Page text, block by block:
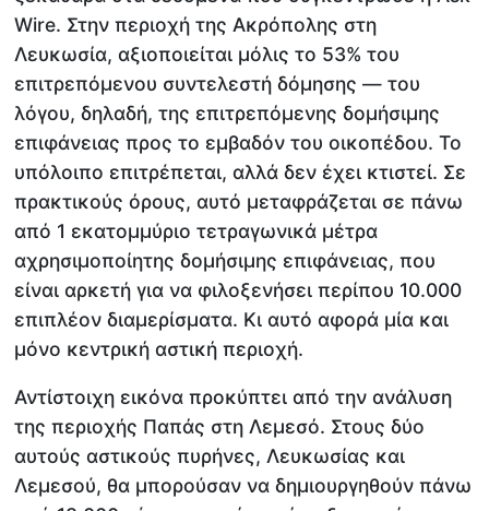
Wire. Στην περιοχή της Ακρόπολης στη
Λευκωσία, αξιοποιείται μόλις το 53% του
επιτρεπόμενου συντελεστή δόμησης — του
λόγου, δηλαδή, της επιτρεπόμενης δομήσιμης
επιφάνειας προς το εμβαδόν του οικοπέδου. Το
υπόλοιπο επιτρέπεται, αλλά δεν έχει κτιστεί. Σε
πρακτικούς όρους, αυτό μεταφράζεται σε πάνω
από 1 εκατομμύριο τετραγωνικά μέτρα
αχρησιμοποίητης δομήσιμης επιφάνειας, που
είναι αρκετή για να φιλοξενήσει περίπου 10.000
επιπλέον διαμερίσματα. Κι αυτό αφορά μία και
μόνο κεντρική αστική περιοχή.
Αντίστοιχη εικόνα προκύπτει από την ανάλυση
της περιοχής Παπάς στη Λεμεσό. Στους δύο
αυτούς αστικούς πυρήνες, Λευκωσίας και
Λεμεσού, θα μπορούσαν να δημιουργηθούν πάνω